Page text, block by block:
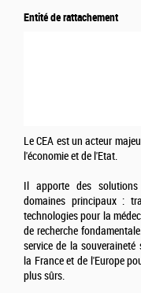
Entité de rattachement
Le CEA est un acteur
l'économie et de l'Etat.
Il apporte des
domaines principaux :
technologies pour la
de recherche
service de la
la France et de l'Europe
plus sûrs.